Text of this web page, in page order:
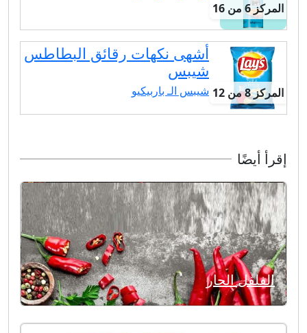
المركز 6 من 16
المركز 8 من 12
أشهى نكهات رقائق البطاطس
شيبس
شيبس الـ باربيكيو
إقرأ أيضًا
الفلفل الحار